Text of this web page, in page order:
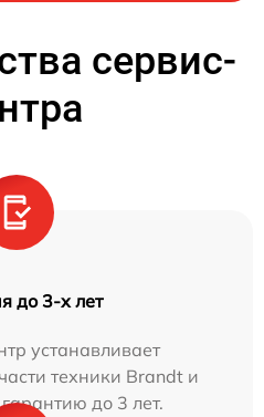
сервис-
до 3-х лет
устанавливает
техники Brandt и
до 3 лет.